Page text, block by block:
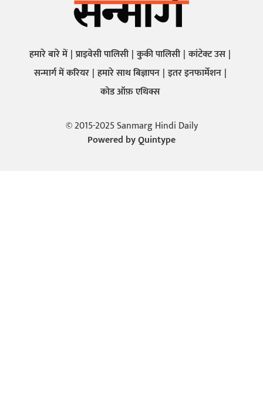
हमारे बारे में प्राइवेसी पालिसी कुकी पालिसी कांटेक्ट उस
सन्मार्ग में करियर हमारे साथ बिज्ञापन इतर इनफार्मेशन
कोड ऑफ़ एथिक्स
© 2015-2025 Sanmarg Hindi Daily
Powered byQuintype